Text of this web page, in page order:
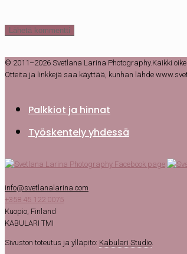
© 2011–2026 Svetlana Larina Photography.Kaikki
Otteita ja linkkejä saa käyttää, kunhan lähde
Palkkiot ja hinnat
Työskentely yhdessä
info@svetlanalarina.com
+358 45 122 0075
Kuopio, Finland
KABULARI TMI
Sivuston toteutus ja ylläpito: Kabulari Studio.